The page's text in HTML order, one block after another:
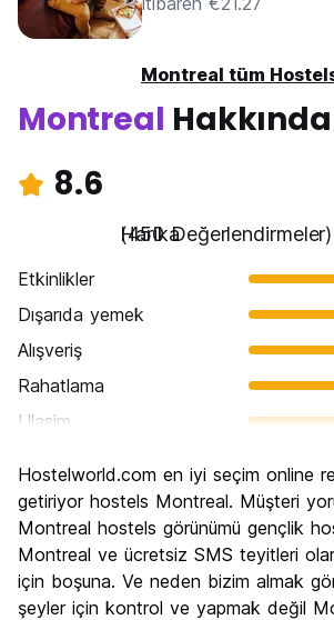
Montreal tüm
Montreal Hakkında
8.6
Harika
(450 Değerlendirmeler)
Etkinlikler
Dışarıda yemek
Alışveriş
Rahatlama
Ulasim
Kültür
Gece hayatı
Ekonomik
Hostelworld.com en iyi seçim online
getiriyor hostels Montreal. Müşteri
Montreal hostels görünümü gençlik
Montreal ve ücretsiz SMS teyitleri
için boşuna. Ve neden bizim almak
şeyler için kontrol ve yapmak değil